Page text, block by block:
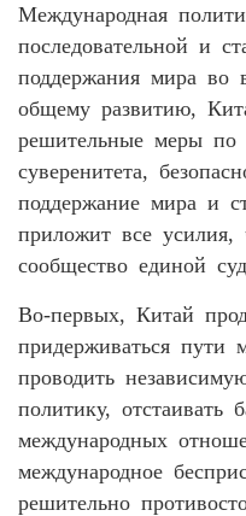
Международная
последовательной и
поддержания мира во
общему развитию,
решительные меры по
суверенитета,
поддержание мира и
приложит все усилия,
сообщество единой
Во-первых, Китай
придерживаться пути
проводить
политику, отстаивать
международных
международное
решительно